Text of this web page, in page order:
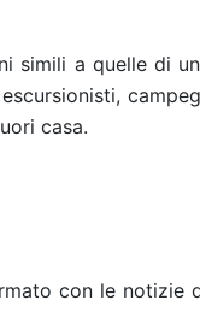
simili a quelle di
casa.
con le notizie